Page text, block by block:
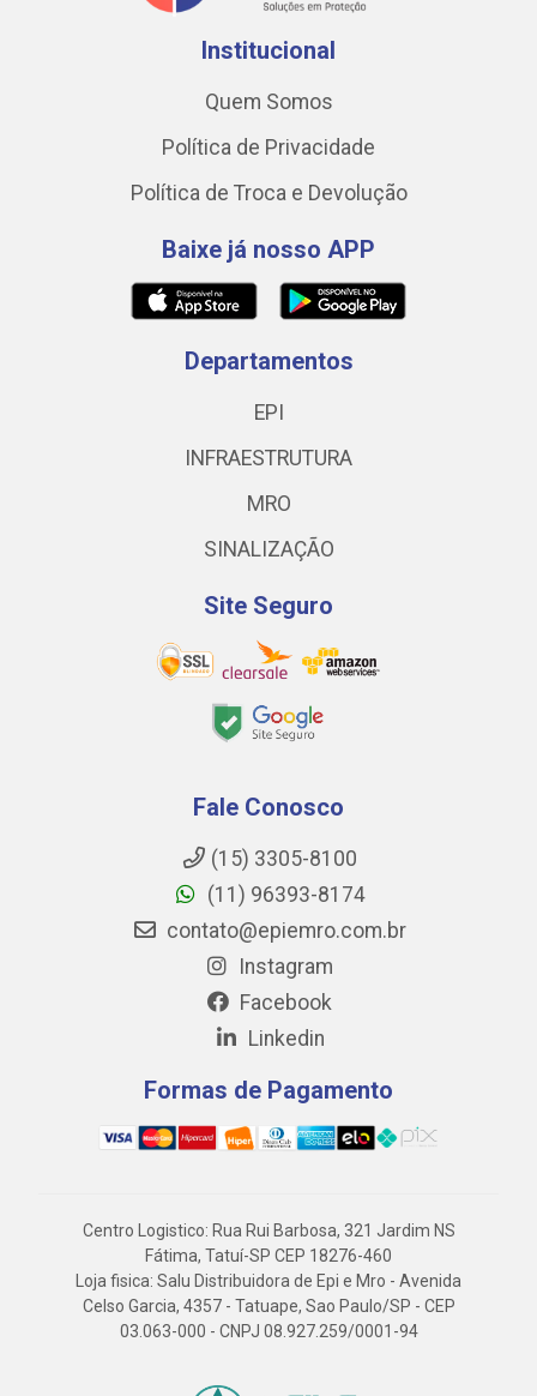
Institucional
Quem Somos
Política de Privacidade
Política de Troca e Devolução
Baixe já nosso APP
Departamentos
EPI
INFRAESTRUTURA
MRO
SINALIZAÇÃO
Site Seguro
Fale Conosco
(15) 3305-8100
(11) 96393-8174
contato@epiemro.com.br
Instagram
Facebook
Linkedin
Formas de Pagamento
Centro Logistico: Rua Rui Barbosa, 321 Jardim NS
Fátima, Tatuí-SP CEP 18276-460
Loja fisica: Salu Distribuidora de Epi e Mro - Avenida
Celso Garcia, 4357 - Tatuape, Sao Paulo/SP - CEP
03.063-000 - CNPJ 08.927.259/0001-94